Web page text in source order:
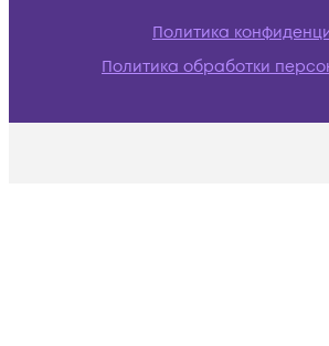
Политика
Политика обработки